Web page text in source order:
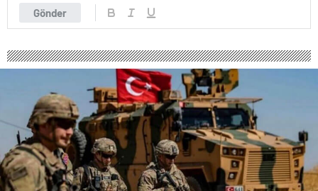
Gönder